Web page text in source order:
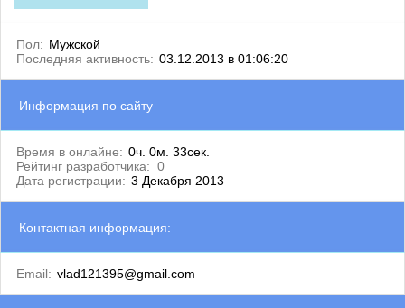
Пол: Мужской
Последняя активность: 03.12.2013 в 01:06:20
Информация по сайту
Время в онлайне: 0ч. 0м. 33сек.
Рейтинг разработчика: 0
Дата регистрации: 3 Декабря 2013
Контактная информация:
Email: vlad121395@gmail.com